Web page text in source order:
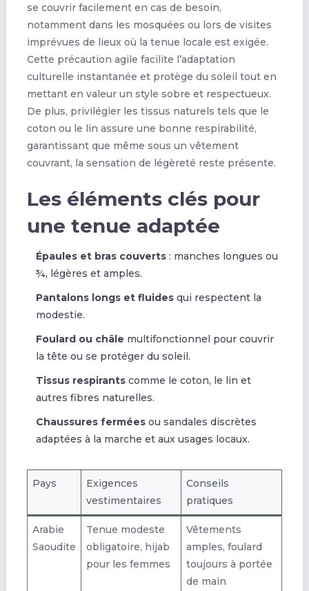
se couvrir facilement en cas de besoin,
notamment dans les mosquées ou lors de visites
imprévues de lieux où la tenue locale est exigée.
Cette précaution agile facilite l’adaptation
culturelle instantanée et protège du soleil tout en
mettant en valeur un style sobre et respectueux.
De plus, privilégier les tissus naturels tels que le
coton ou le lin assure une bonne respirabilité,
garantissant que même sous un vêtement
couvrant, la sensation de légèreté reste présente.
Les éléments clés pour
une tenue adaptée
Épaules et bras couverts: manches longues ou
¾, légères et amples.
Pantalons longs et fluidesqui respectent la
modestie.
Foulard ou châle multifonctionnel pour couvrir
la tête ou se protéger du soleil.
Tissus respirantscomme le coton, le lin et
autres fibres naturelles.
Chaussures ferméesou sandales discrètes
adaptées à la marche et aux usages locaux.
Pays
Exigences
vestimentaires
Conseils
pratiques
Arabie
Saoudite
Tenue modeste
obligatoire, hijab
pour les femmes
Vêtements
amples, foulard
toujours à portée
de main